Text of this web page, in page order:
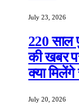
July 23, 2026
220 साल
की खबर
क्या मिलेंगे
July 20, 2026